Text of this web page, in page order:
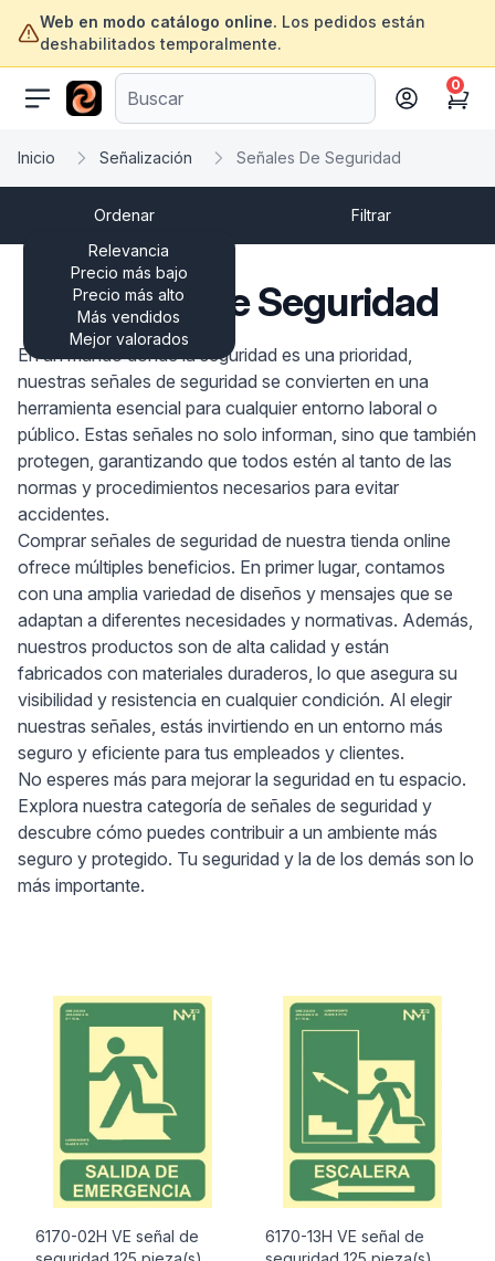
Web en modo catálogo online. Los pedidos están
deshabilitados temporalmente.
ofertasinformatica.com
Cart
0
Inicio Señalización Señales De Seguridad
Ordenar
Relevancia
Precio más bajo
Precio más alto
Más vendidos
Mejor valorados
Filtrar
Señales De Seguridad
En un mundo donde la seguridad es una prioridad,
nuestras señales de seguridad se convierten en una
herramienta esencial para cualquier entorno laboral o
público. Estas señales no solo informan, sino que también
protegen, garantizando que todos estén al tanto de las
normas y procedimientos necesarios para evitar
accidentes.
Comprar señales de seguridad de nuestra tienda online
ofrece múltiples beneficios. En primer lugar, contamos
con una amplia variedad de diseños y mensajes que se
adaptan a diferentes necesidades y normativas. Además,
nuestros productos son de alta calidad y están
fabricados con materiales duraderos, lo que asegura su
visibilidad y resistencia en cualquier condición. Al elegir
nuestras señales, estás invirtiendo en un entorno más
seguro y eficiente para tus empleados y clientes.
No esperes más para mejorar la seguridad en tu espacio.
Explora nuestra categoría de señales de seguridad y
descubre cómo puedes contribuir a un ambiente más
seguro y protegido. Tu seguridad y la de los demás son lo
más importante.
6170-02H VE señal de
6170-13H VE señal de